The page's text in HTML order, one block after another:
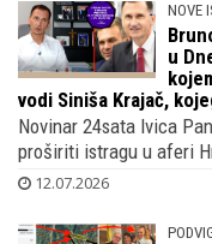
NOVE
u
vodi Siniša Krajač,
Novinar 24sata Ivica
proširiti istragu u aferi
12.07.2026